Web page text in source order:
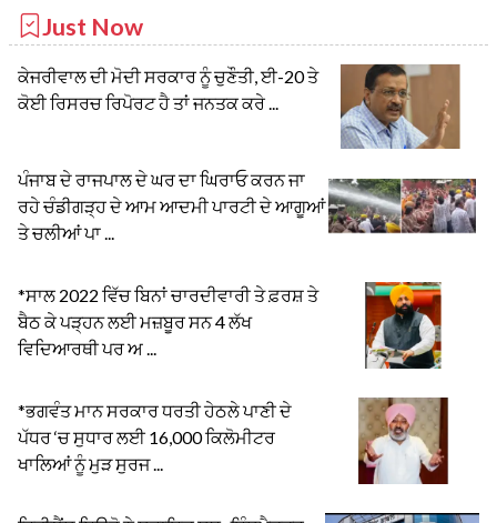
Just Now
ਕੇਜਰੀਵਾਲ ਦੀ ਮੋਦੀ ਸਰਕਾਰ ਨੂੰ ਚੁਣੌਤੀ, ਈ-20 ਤੇ
ਕੋਈ ਰਿਸਰਚ ਰਿਪੋਰਟ ਹੈ ਤਾਂ ਜਨਤਕ ਕਰੇ ...
ਪੰਜਾਬ ਦੇ ਰਾਜਪਾਲ ਦੇ ਘਰ ਦਾ ਘਿਰਾਓ ਕਰਨ ਜਾ
ਰਹੇ ਚੰਡੀਗੜ੍ਹ ਦੇ ਆਮ ਆਦਮੀ ਪਾਰਟੀ ਦੇ ਆਗੂਆਂ
ਤੇ ਚਲੀਆਂ ਪਾ ...
*ਸਾਲ 2022 ਵਿੱਚ ਬਿਨਾਂ ਚਾਰਦੀਵਾਰੀ ਤੇ ਫ਼ਰਸ਼ ਤੇ
ਬੈਠ ਕੇ ਪੜ੍ਹਨ ਲਈ ਮਜ਼ਬੂਰ ਸਨ 4 ਲੱਖ
ਵਿਦਿਆਰਥੀ ਪਰ ਅ ...
*ਭਗਵੰਤ ਮਾਨ ਸਰਕਾਰ ਧਰਤੀ ਹੇਠਲੇ ਪਾਣੀ ਦੇ
ਪੱਧਰ ‘ਚ ਸੁਧਾਰ ਲਈ 16,000 ਕਿਲੋਮੀਟਰ
ਖਾਲਿਆਂ ਨੂੰ ਮੁੜ ਸੁਰਜ ...